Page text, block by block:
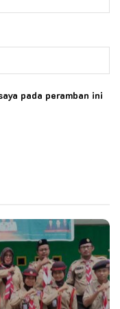
pada peramban ini